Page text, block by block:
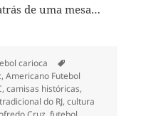
de uma mesa…
carioca
, Americano Futebol
, camisas históricas,
do RJ, cultura